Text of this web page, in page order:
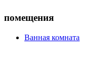
помещения
Ванная комната